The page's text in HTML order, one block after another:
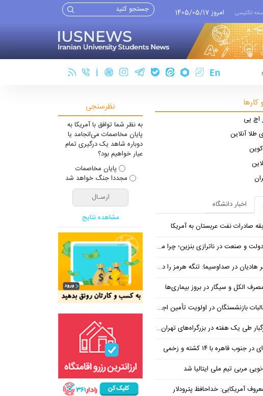
انگلیسی امروز 1405/05/17
اچ پی
طلا آنلاین
اخبار دانشگاه
صادرات نفت عربستان به آمریکا
صنعت در ناترازی بنزین؛ چرا مردم مقصر اصلی نیستند؟
در صداوسیما: تنگه هرمز را در ازای رفع تحریم معامله کنیم
الکل و سیگار در بروز بیماری‌ها
در اولویت تأمین اجتماعی؛ پیگیری برای تأمین منابع ادامه دارد
قاهره با ۱۴ کشته و زخمی
مربی تیم ملی ایتالیا شد
آمریکایی: خداحافظ پترودلار
نظرسنجی
به نظر شما توافق با آمریکا به
پایان مخاصمات می‌انجامد یا
دوباره شاهد یک درگیری تمام
عیار خواهیم بود؟
پایان مخاصمات
مجددا جنگ خواهد شد
مشاهده نتایج